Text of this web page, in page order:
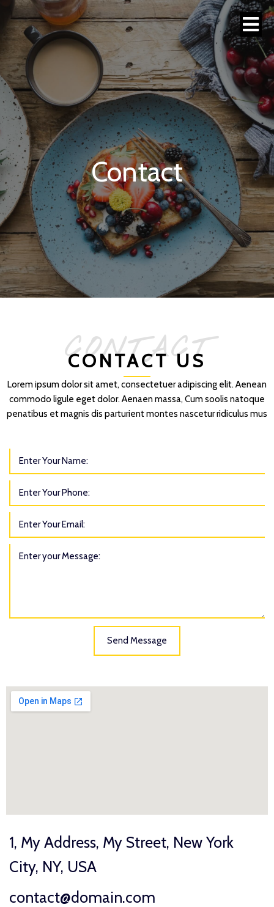
Contact
CONTACT US
CONTACT
Lorem ipsum dolor sit amet, consectetuer adipiscing elit. Aenean
commodo ligule eget dolor. Aenaen massa, Cum soolis natoque
penatibus et magnis dis parturient montes nascetur ridiculus mus
Send Message
1, My Address, My Street, New York
City, NY, USA
contact@domain.com